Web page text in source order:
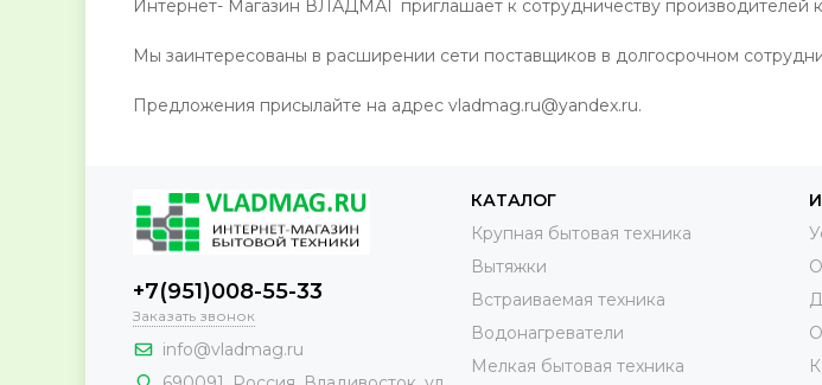
Интернет- Магазин ВЛАДМАГ приглашает к сотрудничеству производителей
Мы заинтересованы в расширении сети поставщиков в долгосрочном
Предложения присылайте на адрес vladmag.ru@yandex.ru.
+7(951)008-55-33
Заказать звонок
info@vladmag.ru
КАТАЛОГ
Крупная бытовая техника
Вытяжки
Встраиваемая техника
Водонагреватели
Мелкая бытовая техника